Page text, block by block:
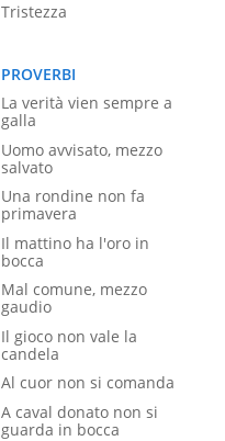
Tristezza
PROVERBI
La verità vien sempre a
galla
Uomo avvisato, mezzo
salvato
Una rondine non fa
primavera
Il mattino ha l'oro in
bocca
Mal comune, mezzo
gaudio
Il gioco non vale la
candela
Al cuor non si comanda
A caval donato non si
guarda in bocca